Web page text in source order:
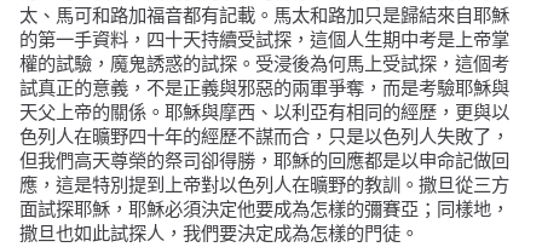
太、馬可和路加福音都有記載。馬太和路加只是歸結來自耶穌
的第一手資料，四十天持續受試探，這個人生期中考是上帝掌
權的試驗，魔鬼誘惑的試探。受浸後為何馬上受試探，這個考
試真正的意義，不是正義與邪惡的兩軍爭奪，而是考驗耶穌與
天父上帝的關係。耶穌與摩西、以利亞有相同的經歷，更與以
色列人在曠野四十年的經歷不謀而合，只是以色列人失敗了，
但我們高天尊榮的祭司卻得勝，耶穌的回應都是以申命記做回
應，這是特別提到上帝對以色列人在曠野的教訓。撒旦從三方
面試探耶穌，耶穌必須決定他要成為怎樣的彌賽亞；同樣地，
撒旦也如此試探人，我們要決定成為怎樣的門徒。